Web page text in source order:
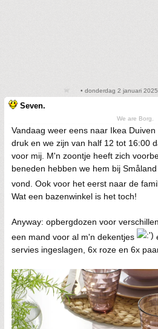
• donderdag 2 januari
Seven.
We are Borg.
Vandaag weer eens naar Ikea
druk en we zijn van half 12 tot 16:00
voor mij. M'n zoontje heeft zich
beneden hebben we hem bij
vond. Ook voor het eerst naar de
Wat een bazenwinkel is het toch!
Anyway: opbergdozen voor
een mand voor al m'n dekentjes
servies ingeslagen, 6x roze en 6x